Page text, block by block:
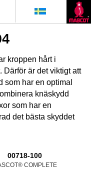
kroppen hårt i
är det viktigt att
som har en optimal
knäskydd
som har en
det bästa skyddet
00718-100
COMPLETE